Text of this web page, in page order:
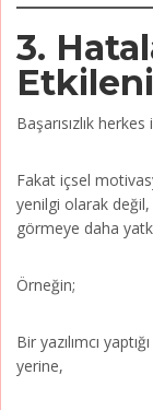
3.
Başarısızlık
Fakat içsel
yenilgi olarak
görmeye daha
Örneğin;
Bir yazılımcı
yerine,